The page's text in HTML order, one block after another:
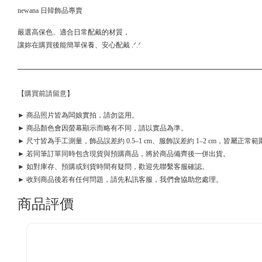
newana 日韓飾品專賣
嚴選高保色、適合日常配戴的材質，
讓妳在購買後能簡單保養、安心配戴 .ᐟ.ᐟ
【購買前請留意】
► 商品照片皆為闆娘實拍，請勿盜用。
► 商品顏色會因螢幕顯示而略有不同，請以實品為準。
► 尺寸皆為手工測量，飾品誤差約 0.5–1 cm、服飾誤差約 1–2 cm，皆屬正常範
► 若同筆訂單同時包含現貨與預購商品，將於商品備齊後一併出貨。
► 如對庫存、預購或到貨時間有疑問，歡迎先聯繫客服確認。
► 收到商品後若有任何問題，請先私訊客服，我們會協助您處理。
商品評價